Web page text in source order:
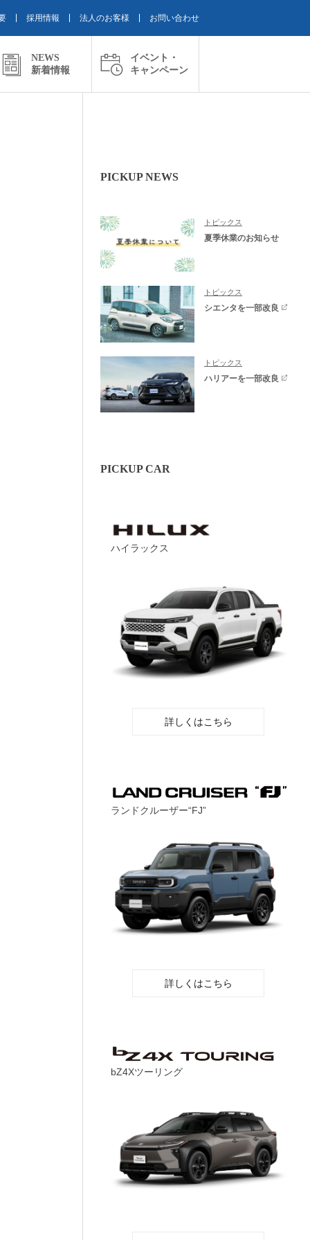
採用情報 法人のお客様 お問い合わせ
NEWS
新着情報
イベント・
キャンペーン
PICKUP NEWS
トピックス
夏季休業のお知らせ
トピックス
シエンタを一部改良
トピックス
ハリアーを一部改良
PICKUP CAR
ハイラックス
詳しくはこちら
ランドクルーザー“FJ”
詳しくはこちら
bZ4Xツーリング